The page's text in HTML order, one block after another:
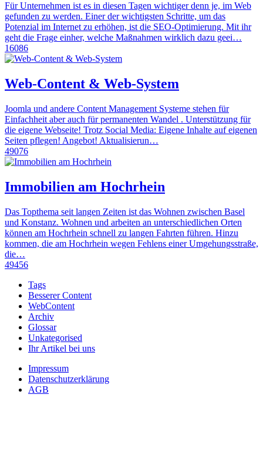
Für Unternehmen ist es in diesen Tagen wichtiger denn je, im Web
gefunden zu werden. Einer der wichtigsten Schritte, um das
Potenzial im Internet zu erhöhen, ist die SEO-Optimierung. Mit ihr
geht die Frage einher, welche Maßnahmen wirklich dazu geei…
16086
Web-Content & Web-System
Joomla und andere Content Management Systeme stehen für
Einfachheit aber auch für permanenten Wandel . Unterstützung für
die eigene Webseite! Trotz Social Media: Eigene Inhalte auf eigenen
Seiten pflegen! Angebot! Aktualisierun…
49076
Immobilien am Hochrhein
Das Topthema seit langen Zeiten ist das Wohnen zwischen Basel
und Konstanz. Wohnen und arbeiten an unterschiedlichen Orten
können am Hochrhein schnell zu langen Fahrten führen. Hinzu
kommen, die am Hochrhein wegen Fehlens einer Umgehungsstraße,
die…
49456
Tags
Besserer Content
WebContent
Archiv
Glossar
Unkategorised
Ihr Artikel bei uns
Impressum
Datenschutzerklärung
AGB